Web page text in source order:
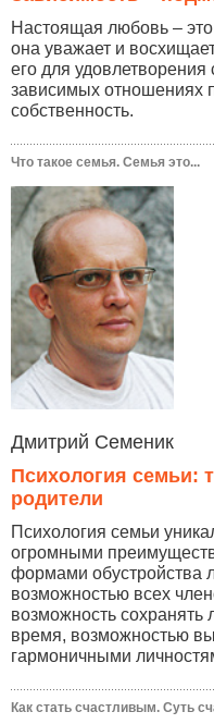
Настоящая любовь –
она уважает и
его для удовлетворения
зависимых отношениях
собственность.
Что такое семья. Семья это...
Дмитрий Семеник
Психология семьи:
родители
Психология семьи
огромными
формами обустройства
возможностью всех
возможность сохранять
время, возможностью
гармоничными
Как стать счастливым. Суть